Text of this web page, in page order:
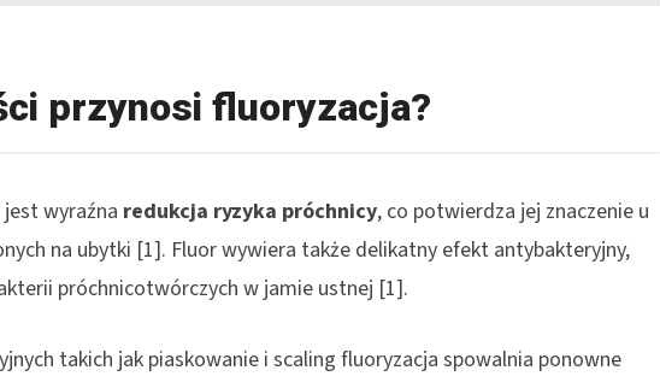
przynosi fluoryzacja?
wyraźna redukcja ryzyka próchnicy, co potwierdza jej znaczenie u
na ubytki [1]. Fluor wywiera także delikatny efekt antybakteryjny,
próchnicotwórczych w jamie ustnej [1].
takich jak piaskowanie i scaling fluoryzacja spowalnia ponowne